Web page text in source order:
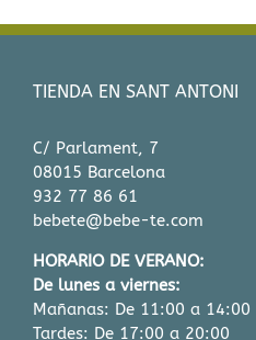
TIENDA EN SANT ANTONI
C/ Parlament, 7
08015 Barcelona
932 77 86 61
bebete@bebe-te.com
HORARIO DE VERANO:
De lunes a viernes:
Mañanas: De 11:00 a 14:00
Tardes: De 17:00 a 20:00